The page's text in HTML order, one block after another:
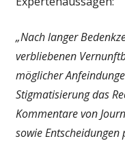
„Nach langer
verbliebenen
möglicher
Stigmatisierung das
Kommentare von
sowie